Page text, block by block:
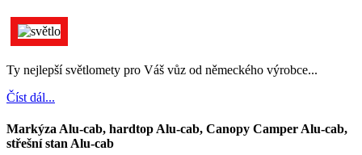
Ty nejlepší světlomety pro Váš vůz od německého výrobce...
Číst dál...
Markýza Alu-cab, hardtop Alu-cab, Canopy Camper Alu-cab,
střešní stan Alu-cab